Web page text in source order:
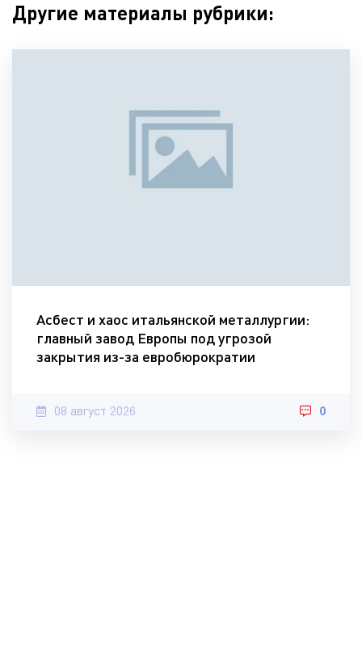
Другие материалы рубрики:
Асбест и хаос итальянской металлургии:
главный завод Европы под угрозой
закрытия из-за евробюрократии
08 август 2026 0